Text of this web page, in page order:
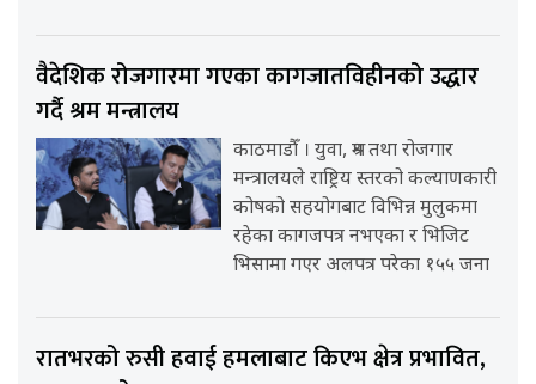
वैदेशिक रोजगारमा गएका कागजातविहीनको उद्धार
गर्दै श्रम मन्त्रालय
काठमाडौँ । युवा, श्रम तथा रोजगार
मन्त्रालयले राष्ट्रिय स्तरको कल्याणकारी
कोषको सहयोगबाट विभिन्न मुलुकमा
रहेका कागजपत्र नभएका र भिजिट
भिसामा गएर अलपत्र परेका १५५ जना
रातभरको रुसी हवाई हमलाबाट किएभ क्षेत्र प्रभावित,